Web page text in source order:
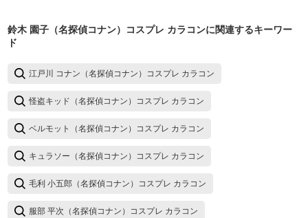
鈴木 園子（名探偵コナン）コスプレ カラコンに関連するキーワー
ド
江戸川 コナン（名探偵コナン）コスプレ カラコン
怪盗キッド（名探偵コナン）コスプレ カラコン
ベルモット（名探偵コナン）コスプレ カラコン
キュラソー（名探偵コナン）コスプレ カラコン
毛利 小五郎（名探偵コナン）コスプレ カラコン
服部 平次（名探偵コナン）コスプレ カラコン